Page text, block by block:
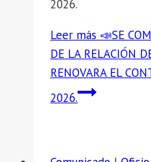
2026.
Leer más 📣SE
DE LA RELACIÓN
RENOVARA EL
2026.